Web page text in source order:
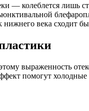
— колеблется лишь
века сходит
выраженность
помогут холодные